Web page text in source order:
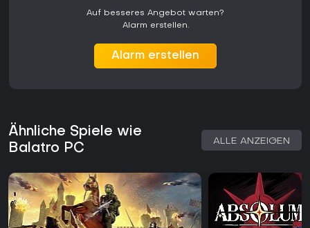
Auf besseres Angebot warten?
Alarm erstellen.
Alarm erstellen
Ähnliche Spiele wie
Balatro PC
ALLE ANZEIGEN